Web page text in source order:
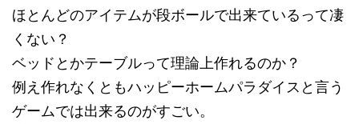
ほとんどのアイテムが段ボールで出来ているって凄
くない？
ベッドとかテーブルって理論上作れるのか？
例え作れなくともハッピーホームパラダイスと言う
ゲームでは出来るのがすごい。